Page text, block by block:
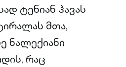
ტენიან ჰავას
მთა,
ნალექიანი
რაც